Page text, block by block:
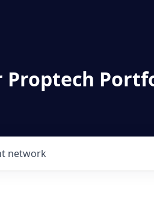
Proptech
network